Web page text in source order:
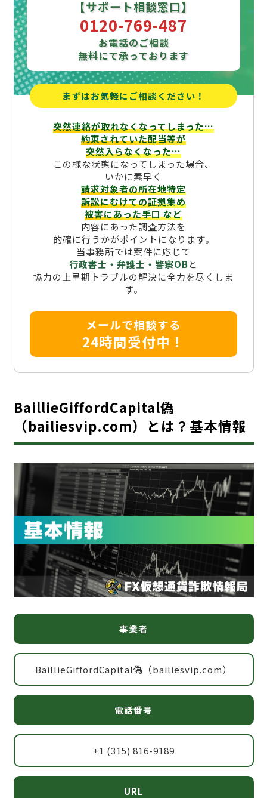
【サポート相談窓口】
0120-769-487
お電話のご相談
無料にて承っております
まずはお気軽にご相談ください！
突然連絡が取れなくなってしまった…
約束されていた配当等が
突然入らなくなった…
この様な状態になってしまった場合、
いかに素早く
請求対象者の所在地特定
訴訟にむけての証拠集め
被害にあった手口など
内容にあった調査方法を
的確に行うかがポイントになります。
当事務所では案件に応じて
行政書士・弁護士・警察OBと
協力の上早期トラブルの解決に全力を尽くしま
す。
メールで相談する
24時間受付中！
BaillieGiffordCapital偽
（bailiesvip.com）とは？基本情報
事業者
BaillieGiffordCapital偽（bailiesvip.com）
電話番号
+1 (315) 816-9189
URL